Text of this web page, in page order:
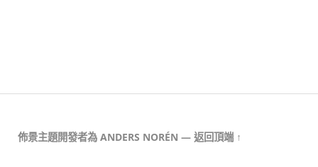
佈景主題開發者為ANDERS NORÉN —返回頂端 ↑